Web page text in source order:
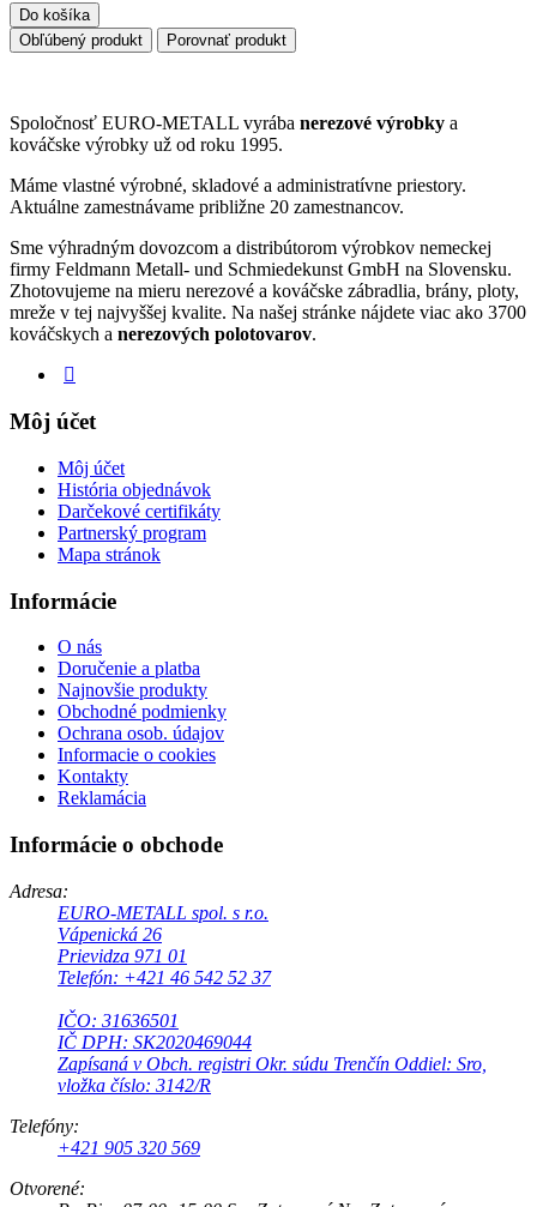
Do košíka
Obľúbený produkt
Porovnať produkt
Spoločnosť EURO-METALL vyrába nerezové výrobky a
kováčske výrobky už od roku 1995.
Máme vlastné výrobné, skladové a administratívne priestory.
Aktuálne zamestnávame približne 20 zamestnancov.
Sme výhradným dovozcom a distribútorom výrobkov nemeckej
firmy Feldmann Metall- und Schmiedekunst GmbH na Slovensku.
Zhotovujeme na mieru nerezové a kováčske zábradlia, brány, ploty,
mreže v tej najvyššej kvalite. Na našej stránke nájdete viac ako 3700
kováčskych a nerezových polotovarov.
Môj účet
Môj účet
História objednávok
Darčekové certifikáty
Partnerský program
Mapa stránok
Informácie
O nás
Doručenie a platba
Najnovšie produkty
Obchodné podmienky
Ochrana osob. údajov
Informacie o cookies
Kontakty
Reklamácia
Informácie o obchode
Adresa:
EURO-METALL spol. s r.o.
Vápenická 26
Prievidza 971 01
Telefón: +421 46 542 52 37
IČO: 31636501
IČ DPH: SK2020469044
Zapísaná v Obch. registri Okr. súdu Trenčín Oddiel: Sro,
vložka číslo: 3142/R
Telefóny:
+421 905 320 569
Otvorené: